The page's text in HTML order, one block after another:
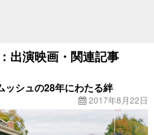
出演映画・関連記事
ッシュの28年にわたる絆
2017年8月22日